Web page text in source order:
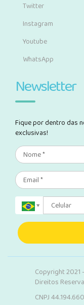
Twitter
Instagram
Youtube
WhatsApp
Newsletter
Fique por dentro das
exclusivas!
Copyright 2021
Direitos
CNPJ